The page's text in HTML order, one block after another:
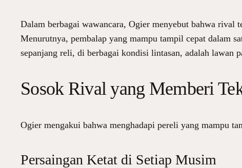
Dalam berbagai wawancara, Ogier menyebut bahwa rival
Menurutnya, pembalap yang mampu tampil cepat dalam
sepanjang reli, di berbagai kondisi lintasan, adalah lawan
Sosok Rival yang Memberi
Ogier mengakui bahwa menghadapi pereli yang mampu
Persaingan Ketat di Setiap Musim